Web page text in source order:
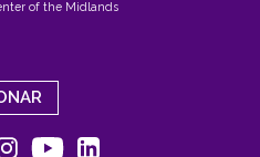
of the Midlands